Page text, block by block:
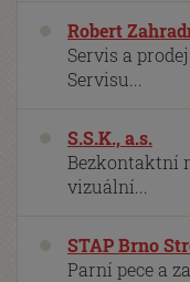
Robert
Servis a
Servisu...
S.S.K., a.s.
Bezkontaktní
vizuální...
STAP Brno
Parní pece a